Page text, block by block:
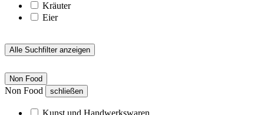
Kräuter
Eier
Alle Suchfilter anzeigen
Non Food
Non Food schließen